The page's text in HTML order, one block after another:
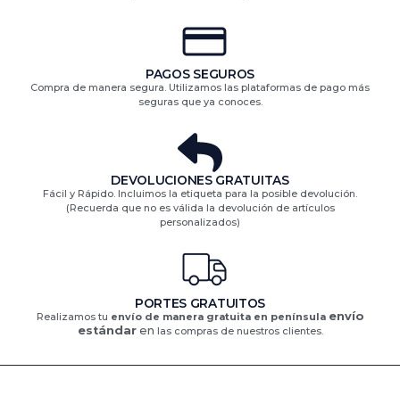
PAGOS SEGUROS
Compra de manera segura. Utilizamos las plataformas de pago más
seguras que ya conoces.
DEVOLUCIONES GRATUITAS​
Fácil y Rápido. Incluimos la etiqueta para la posible devolución.
(Recuerda que no es válida la devolución de artículos
personalizados)​
PORTES GRATUITOS
Realizamos tu envío de manera gratuita en península envío
estándaren las compras de nuestros clientes.